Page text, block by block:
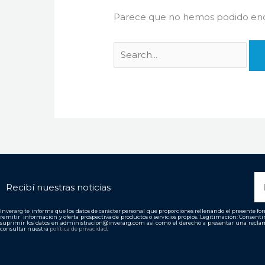
Parece que no hemos podido
Recibí nuestras noticias
Inverarg te informa que los datos de carácter personal que proporciones rellenando el presente
remitir información y oferta prospectiva de productos o servicios propios. Legitimación:
suprimir los datos en administracion@inverarg.com así como el derecho a presentar una
consultar nuestra política de privacidad.